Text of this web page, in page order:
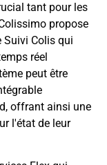
tant pour les
propose
Suivi Colis qui
réel
peut être
offrant ainsi une
l'état de leur